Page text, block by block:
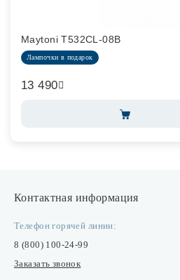
Maytoni T532CL-08B
Лампочки в подарок
13 490
Контактная информация
Телефон горячей линии:
8 (800) 100-24-99
Заказать звонок